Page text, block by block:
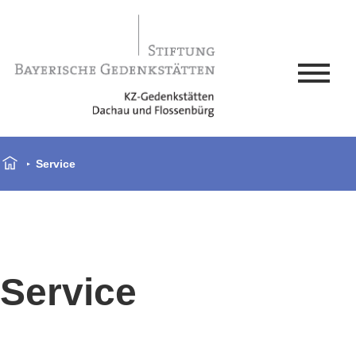
Service
Service